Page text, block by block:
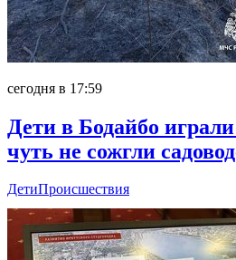
сегодня в 17:59
Дети в Бодайбо
чуть не сожгли
ДетиПроисшествия